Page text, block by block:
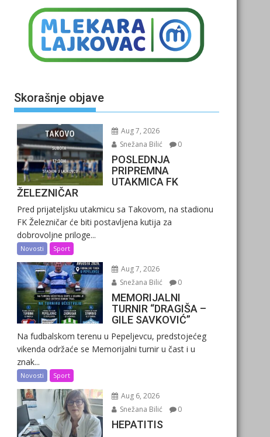
Skorašnje objave
Aug 7, 2026
Snežana Bilić
0
POSLEDNJA
PRIPREMNA
UTAKMICA FK
ŽELEZNIČAR
Pred prijateljsku utakmicu sa Takovom, na stadionu
FK Železničar će biti postavljena kutija za
dobrovoljne priloge...
Novosti Sport
Aug 7, 2026
Snežana Bilić
0
MEMORIJALNI
TURNIR “DRAGIŠA –
GILE SAVKOVIĆ”
Na fudbalskom terenu u Pepeljevcu, predstojećeg
vikenda održaće se Memorijalni turnir u čast i u
znak...
Novosti Sport
Aug 6, 2026
Snežana Bilić
0
HEPATITIS